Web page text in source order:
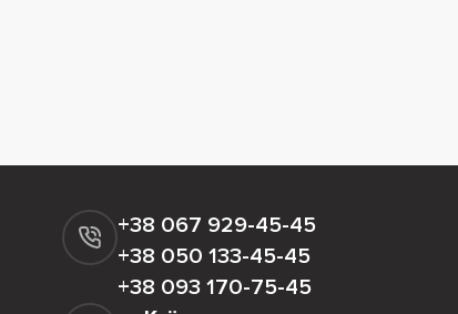
+38 067 929-45-45
+38 050 133-45-45
+38 093 170-75-45